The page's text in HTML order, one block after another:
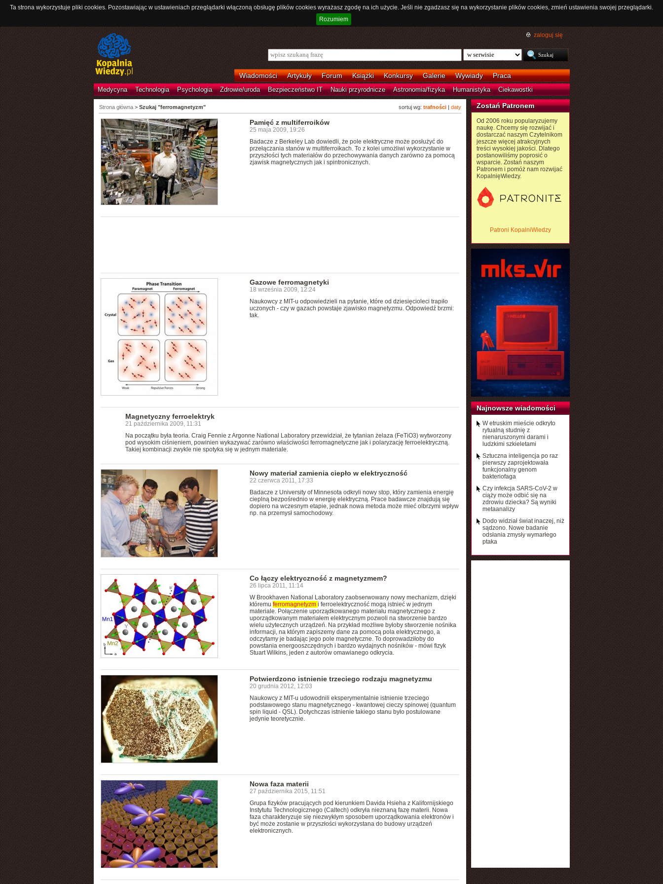
Ta strona wykorzystuje pliki cookies. Pozostawiając w ustawieniach przeglądarki włączoną obsługę plików cookies wyrażasz zgodę na ich użycie. Jeśli nie zgadzasz się na wykorzystanie plików cookies, zmień ustawienia swojej przeglądarki.
Rozumiem
zaloguj się
Wiadomości Artykuły Forum Książki Konkursy Galerie Wywiady Praca
Medycyna Technologia Psychologia Zdrowie/uroda Bezpieczeństwo IT Nauki przyrodnicze Astronomia/fizyka Humanistyka Ciekawostki
sortuj wg: trafności| daty
Strona główna> Szukaj "ferromagnetyzm"
Pamięć z multiferroików
25 maja 2009, 19:26
Badacze z Berkeley Lab dowiedli, że pole elektryczne może posłużyć do
przełączania stanów w multiferroikach. To z kolei umożliwi wykorzystanie w
przyszłości tych materiałów do przechowywania danych zarówno za pomocą
zjawisk magnetycznych jak i spintronicznych.
Gazowe ferromagnetyki
18 września 2009, 12:24
Naukowcy z MIT-u odpowiedzieli na pytanie, które od dziesięcioleci trapiło
uczonych - czy w gazach powstaje zjawisko magnetyzmu. Odpowiedź brzmi:
tak.
Magnetyczny ferroelektryk
21 października 2009, 11:31
Na początku była teoria. Craig Fennie z Argonne National Laboratory przewidział, że tytanian żelaza (FeTiO3) wytworzony
pod wysokim ciśnieniem, powinien wykazywać zarówno właściwości ferromagnetyczne jak i polaryzację ferroelektryczną.
Takiej kombinacji zwykle nie spotyka się w jednym materiale.
Nowy materiał zamienia ciepło w elektryczność
22 czerwca 2011, 17:33
Badacze z University of Minnesota odkryli nowy stop, który zamienia energię
cieplną bezpośrednio w energię elektryczną. Prace badawcze znajdują się
dopiero na wczesnym etapie, jednak nowa metoda może mieć olbrzymi wpływ
np. na przemysł samochodowy.
Co łączy elektryczność z magnetyzmem?
26 lipca 2011, 11:14
W Brookhaven National Laboratory zaobserwowany nowy mechanizm, dzięki
któremu ferromagnetyzm i ferroelektryczność mogą istnieć w jednym
materiale. Połączenie uporządkowanego materiału magnetycznego z
uporządkowanym materiałem elektrycznym pozwoli na stworzenie bardzo
wielu użytecznych urządzeń. Na przykład możliwe byłoby stworzenie nośnika
informacji, na którym zapiszemy dane za pomocą pola elektrycznego, a
odczytamy je badając jego pole magnetyczne. To doprowadziłoby do
powstania energooszczędnych i bardzo wydajnych nośników - mówi fizyk
Stuart Wilkins, jeden z autorów omawianego odkrycia.
Potwierdzono istnienie trzeciego rodzaju magnetyzmu
20 grudnia 2012, 12:03
Naukowcy z MIT-u udowodnili eksperymentalnie istnienie trzeciego
podstawowego stanu magnetycznego - kwantowej cieczy spinowej (quantum
spin liquid - QSL). Dotychczas istnienie takiego stanu było postulowane
jedynie teoretycznie.
Nowa faza materii
27 października 2015, 11:51
Grupa fizyków pracujących pod kierunkiem Davida Hsieha z Kalifornijskiego
Instytutu Technologicznego (Caltech) odkryła nieznaną fazę materii. Nowa
faza charakteryzuje się niezwykłym sposobem uporządkowania elektronów i
być może zostanie w przyszłości wykorzystana do budowy urządzeń
elektronicznych.
Zostań Patronem
Od 2006 roku popularyzujemy
naukę. Chcemy się rozwijać i
dostarczać naszym Czytelnikom
jeszcze więcej atrakcyjnych
treści wysokiej jakości. Dlatego
postanowiliśmy poprosić o
wsparcie. Zostań naszym
Patronem i pomóż nam rozwijać
KopalnięWiedzy.
Patroni KopalniWiedzy
Najnowsze wiadomości
W etruskim mieście odkryto
rytualną studnię z
nienaruszonymi darami i
ludzkimi szkieletami
Sztuczna inteligencja po raz
pierwszy zaprojektowała
funkcjonalny genom
bakteriofaga
Czy infekcja SARS-CoV-2 w
ciąży może odbić się na
zdrowiu dziecka? Są wyniki
metaanalizy
Dodo widział świat inaczej, niż
sądzono. Nowe badanie
odsłania zmysły wymarłego
ptaka